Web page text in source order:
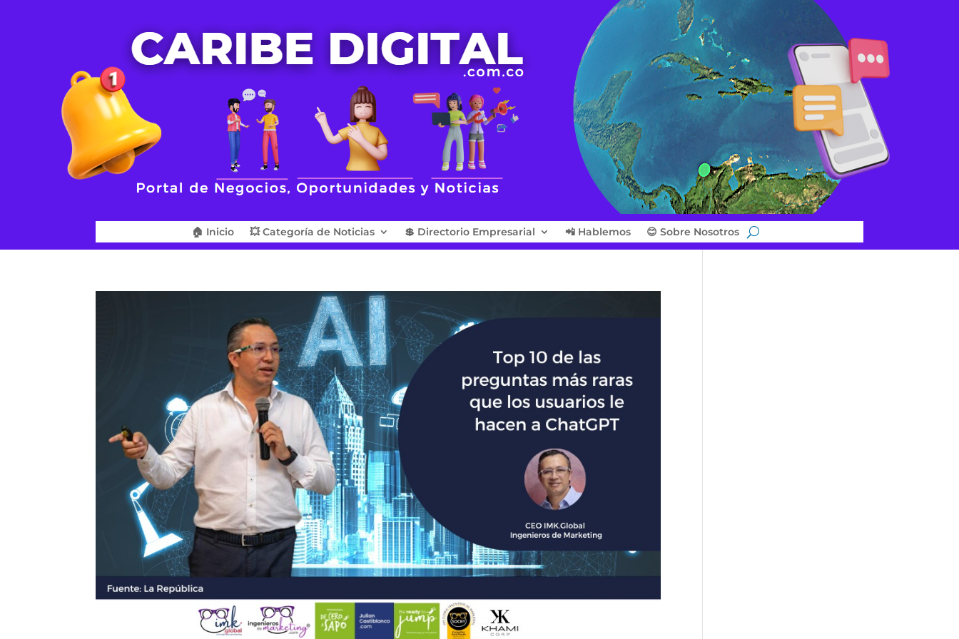
🏠 Inicio 💥 Categoría de Noticias 💲 Directorio Empresarial 📲 Hablemos 😊 Sobre Nosotros